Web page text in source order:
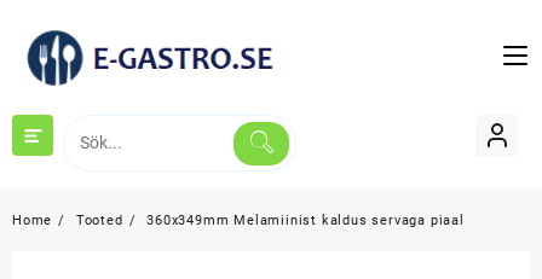
content
Home Tooted 360x349mm Melamiinist kaldus servaga piaal